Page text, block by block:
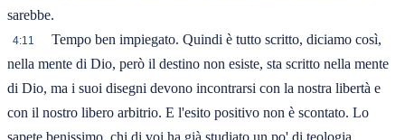
sarebbe.
4:11
Tempo ben impiegato. Quindi è tutto scritto, diciamo così,
nella mente di Dio, però il destino non esiste, sta scritto nella mente
di Dio, ma i suoi disegni devono incontrarsi con la nostra libertà e
con il nostro libero arbitrio. E l'esito positivo non è scontato. Lo